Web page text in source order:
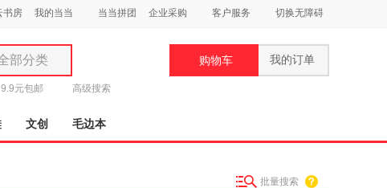
书房 我的当当 当当拼团 企业采购 客户服务 切换无障碍
部分类
全部分类
书
子书
9.9元包邮 高级搜索
购物车 我的订单
文创 毛边本
批量搜索